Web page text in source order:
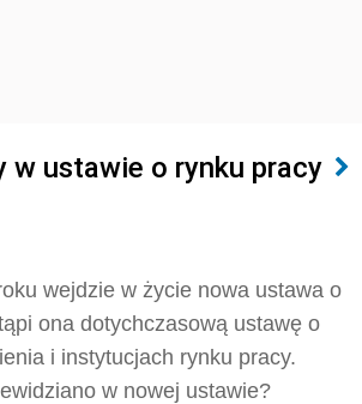
w ustawie o rynku pracy
wejdzie w życie nowa ustawa o
ona dotychczasową ustawę o
i instytucjach rynku pracy.
w nowej ustawie?